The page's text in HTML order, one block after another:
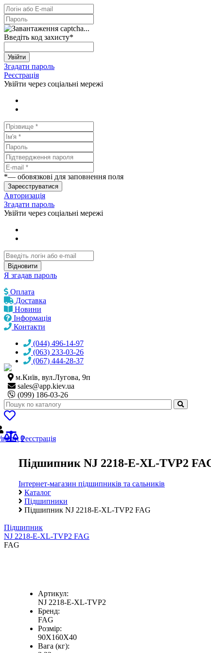
Введіть код захисту*
Увійти
Згадати пароль
Реєстрація
Увійти через соціальні мережі
*— обовязкові для заповнення поля
Зареєструватися
Авторизація
Згадати пароль
Увійти через соціальні мережі
Відновити
Я згадав пароль
Оплата
Доставка
Новини
Інформація
Контакти
(044) 496-14-97
(063) 233-03-26
(067) 444-28-37
м.Київ, вул.Лугова, 9п
sales@app.kiev.ua
(099) 186-03-26
0
Реєстрація
Підшипник NJ 2218-E-XL-TVP2
Інтернет-магазин підшипників та сальників
Каталог
Підшипники
Підшипник NJ 2218-E-XL-TVP2 FAG
Підшипник
NJ 2218-E-XL-TVP2 FAG
FAG
Артикул:
NJ 2218-E-XL-TVP2
Бренд:
FAG
Розмір:
90X160X40
Вага (кг):